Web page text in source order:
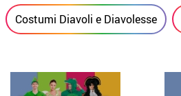
Costumi Diavoli e Diavolesse